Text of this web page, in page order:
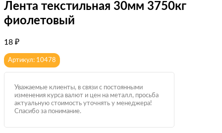
Лента текстильная 30мм 3750кг
фиолетовый
18 ₽
Артикул: 10478
Уважаемые клиенты, в связи с постоянными
изменения курса валют и цен на металл, просьба
актуальную стоимость уточнять у менеджера!
Спасибо за понимание.